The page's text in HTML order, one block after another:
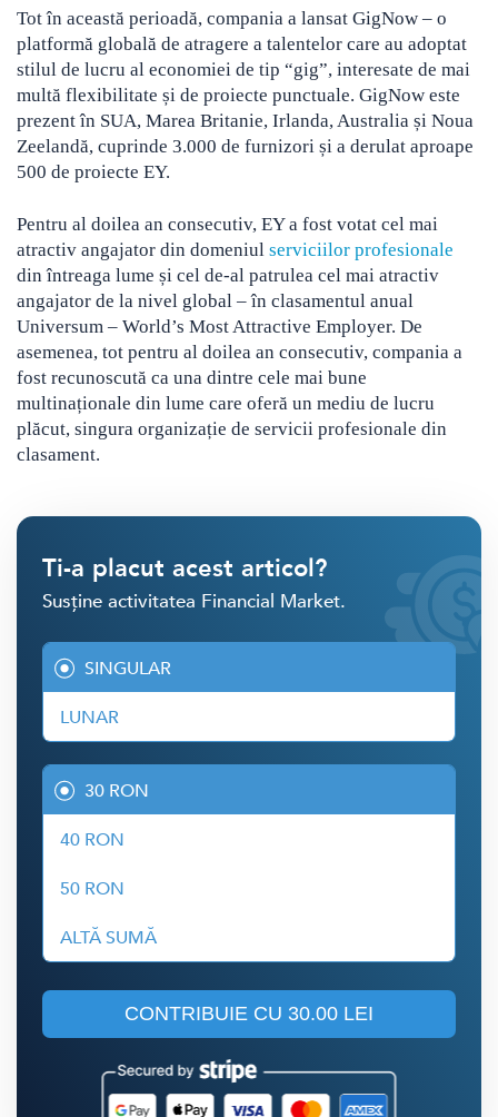
Tot în această perioadă, compania a lansat GigNow – o
platformă globală de atragere a talentelor care au adoptat
stilul de lucru al economiei de tip “gig”, interesate de mai
multă flexibilitate și de proiecte punctuale. GigNow este
prezent în SUA, Marea Britanie, Irlanda, Australia și Noua
Zeelandă, cuprinde 3.000 de furnizori și a derulat aproape
500 de proiecte EY.
Pentru al doilea an consecutiv, EY a fost votat cel mai
atractiv angajator din domeniul serviciilor profesionale
din întreaga lume și cel de-al patrulea cel mai atractiv
angajator de la nivel global – în clasamentul anual
Universum – World’s Most Attractive Employer. De
asemenea, tot pentru al doilea an consecutiv, compania a
fost recunoscută ca una dintre cele mai bune
multinaționale din lume care oferă un mediu de lucru
plăcut, singura organizație de servicii profesionale din
clasament.
Ti-a placut acest articol?
Susține activitatea Financial Market.
SINGULAR
LUNAR
30 RON
40 RON
50 RON
ALTĂ SUMĂ
CONTRIBUIE CU 30.00 LEI